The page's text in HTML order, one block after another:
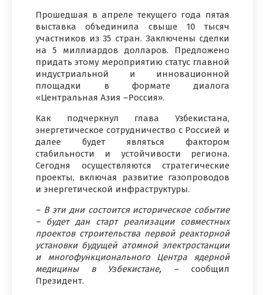
Прошедшая в апреле текущего года пятая
выставка объединила свыше 10 тысяч
участников из 35 стран. Заключены сделки
на 5 миллиардов долларов. Предложено
придать этому мероприятию статус главной
индустриальной и инновационной
площадки в формате диалога
«Центральная Азия –Россия».
Как подчеркнул глава Узбекистана,
энергетическое сотрудничество с Россией и
далее будет являться фактором
стабильности и устойчивости региона.
Сегодня осуществляются стратегические
проекты, включая развитие газопроводов
и энергетической инфраструктуры.
– В эти дни состоится историческое событие
– будет дан старт реализации совместных
проектов строительства первой реакторной
установки будущей атомной электростанции
и многофункционального Центра ядерной
медицины в Узбекистане, – сообщил
Президент.